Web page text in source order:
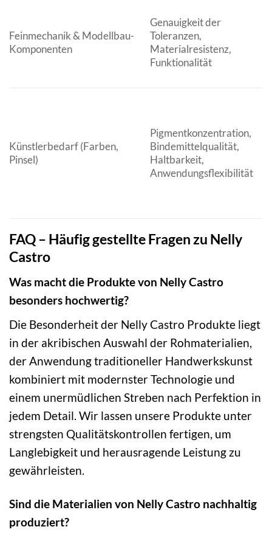
Feinmechanik & Modellbau-
Komponenten
Genauigkeit der
Toleranzen,
Materialresistenz,
Funktionalität
Künstlerbedarf (Farben,
Pinsel)
Pigmentkonzentration,
Bindemittelqualität,
Haltbarkeit,
Anwendungsflexibilität
FAQ – Häufig gestellte Fragen zu Nelly
Castro
Was macht die Produkte von Nelly Castro
besonders hochwertig?
Die Besonderheit der Nelly Castro Produkte liegt
in der akribischen Auswahl der Rohmaterialien,
der Anwendung traditioneller Handwerkskunst
kombiniert mit modernster Technologie und
einem unermüdlichen Streben nach Perfektion in
jedem Detail. Wir lassen unsere Produkte unter
strengsten Qualitätskontrollen fertigen, um
Langlebigkeit und herausragende Leistung zu
gewährleisten.
Sind die Materialien von Nelly Castro nachhaltig
produziert?